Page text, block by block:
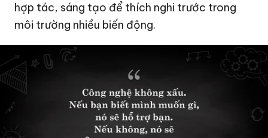
hợp tác, sáng tạo để thích nghi trước trong
môi trường nhiều biến động.